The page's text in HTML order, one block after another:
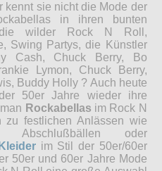
kennt sie nicht die Mode der
in ihren bunten
wilder Rock N Roll,
Swing Partys, die Künstler
Cash, Chuck Berry, Bo
Lymon, Chuck Berry,
Buddy Holly ? Auch heute
50er Jahre wieder ihre
Rockabellas im Rock N
zu festlichen Anlässen wie
Abschlußbällen oder
Kleiderim Stil der 50er/60er
50er und 60er Jahre Mode